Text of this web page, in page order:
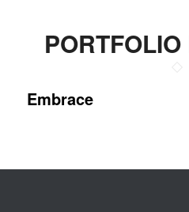
Embrace